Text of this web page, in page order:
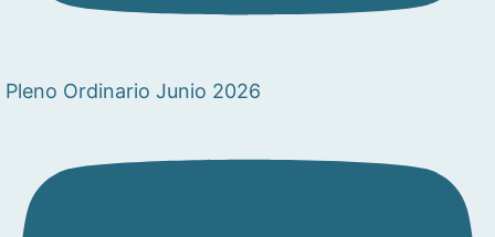
Pleno Ordinario Junio 2026